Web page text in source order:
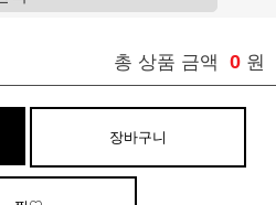
총 상품 금액 0 원
장바구니